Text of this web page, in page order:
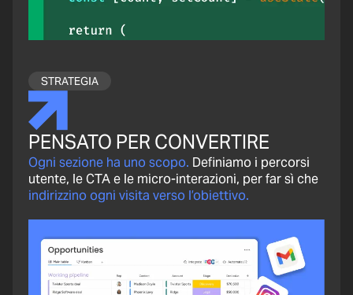
STRATEGIA
PENSATO PER CONVERTIRE
Ogni sezione ha uno scopo. Definiamo i percorsi
utente, le CTA e le micro-interazioni, per far sì che
indirizzino ogni visita verso l’obiettivo.